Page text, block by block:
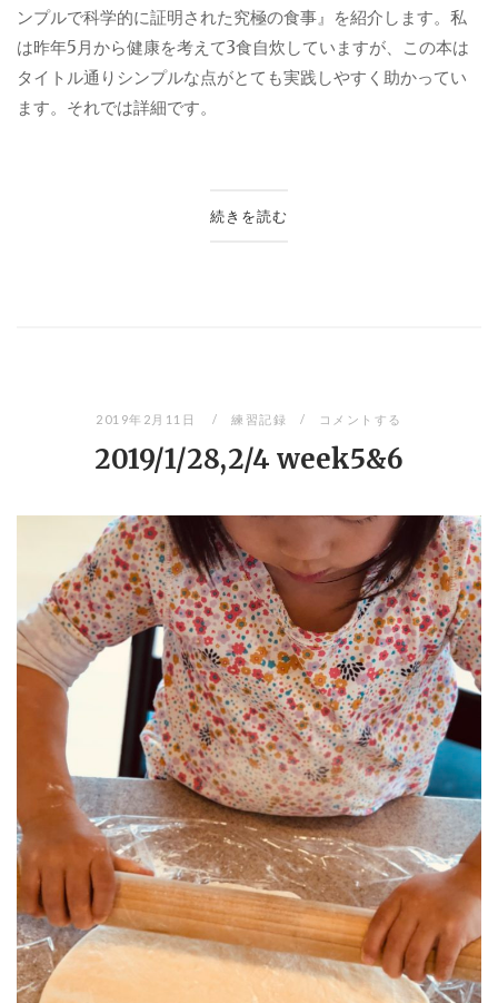
ンプルで科学的に証明された究極の食事』を紹介します。私
は昨年5月から健康を考えて3食自炊していますが、この本は
タイトル通りシンプルな点がとても実践しやすく助かってい
ます。それでは詳細です。
続きを読む
2019年2月11日 練習記録 コメントする
2019/1/28,2/4 week5&6